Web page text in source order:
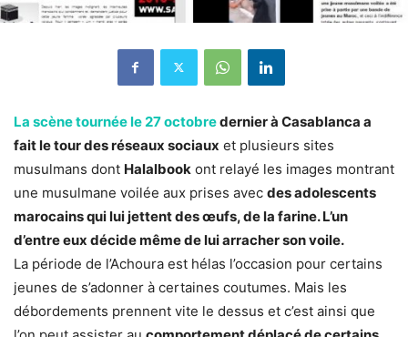
La scène tournée le 27 octobredernier à Casablanca a
fait le tour des réseaux sociaux et plusieurs sites
musulmans dont Halalbook ont relayé les images montrant
une musulmane voilée aux prises avec des adolescents
marocains qui lui jettent des œufs, de la farine. L’un
d’entre eux décide même de lui arracher son voile.
La période de l’Achoura est hélas l’occasion pour certains
jeunes de s’adonner à certaines coutumes. Mais les
débordements prennent vite le dessus et c’est ainsi que